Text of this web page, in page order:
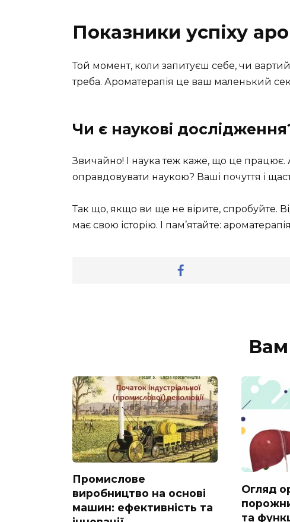
Показники успіху
Той момент, коли запитуєш себе, чи
треба. Ароматерапія це ваш маленький
Чи є наукові
Звичайно! І наука теж каже, що це працює.
оправдовувати наукою? Ваші почуття і
Так що, якщо ви ще не вірите, спробуйте.
має свою історію. І пам’ятайте:
Промислове
виробництво на основі
машин: ефективність та
Огляд
та